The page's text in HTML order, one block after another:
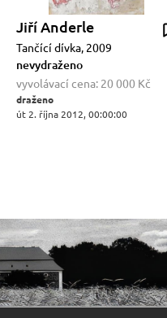
Jiří Anderle
Tančící dívka, 2009
nevydraženo
vyvolávací cena: 20 000 Kč
draženo
út 2. října 2012, 00:00:00